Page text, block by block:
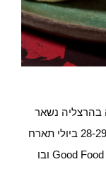
בהרצליה נשאר
רק לבחור מתי להגיע. בימים רביעי חמישי, 28-29 ביולי תארח
מרינה הרצליה את פסטיבל האוכל השנתי – Good Food ובו